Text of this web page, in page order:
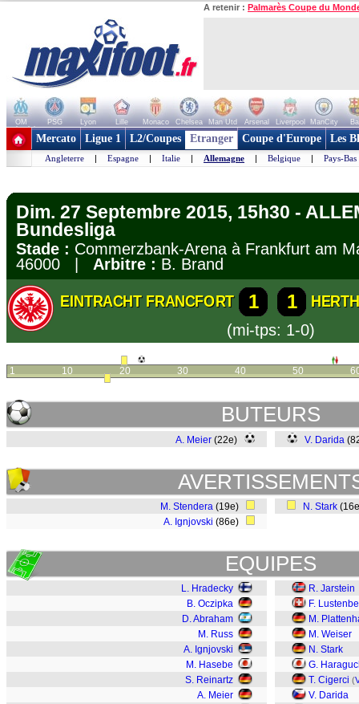
A retenir : Palmarès Coupe du
OM PSG Lyon Lille Monaco Chelsea Man Utd Arsenal Liverpool ManCity
+ de clubs
Mercato Ligue 1 L2/Coupes Etranger Coupe d'Europe Les
Angleterre | Espagne | Italie | Allemagne | Belgique | Pays-Bas
Dim. 27 Septembre 2015, 15h30 -
Bundesliga
Stade : Commerzbank-Arena à Frankfurt
46000 | Arbitre : B. Brand
EINTRACHT FRANCFORT 1 1
(mi-tps: 1-0)
1 10 20 30 40 50
BUTEURS
A. Meier (22e) V. Darida
M. Stendera (19e)
A. Ignjovski (86e)
N. Stark
EQUIPES
L. Hradecky
B. Oczipka
D. Abraham
M. Russ
A. Ignjovski
M. Hasebe
S. Reinartz
A. Meier
R. Jarstein
F.
M.
M. Weiser
N. Stark
G.
T. Cigerci (
V. Darida